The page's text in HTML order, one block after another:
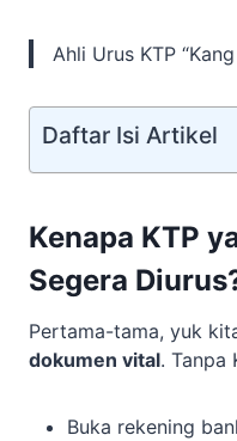
Ahli Urus KTP
Daftar Isi Artikel
Kenapa KTP
Segera
Pertama-tama, yuk
dokumen vital. Tanpa
Buka rekening